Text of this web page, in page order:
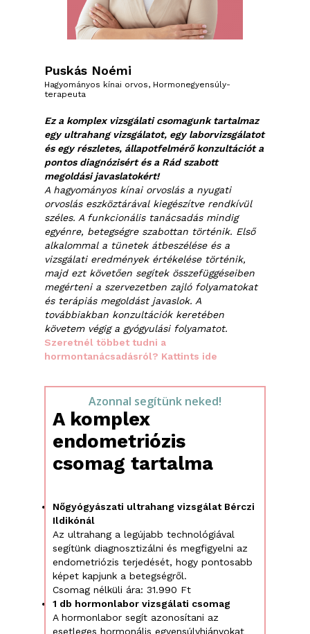
Puskás Noémi
Hagyományos kínai orvos, Hormonegyensúly-
terapeuta
Ez a komplex vizsgálati csomagunk tartalmaz
egy ultrahang vizsgálatot, egy laborvizsgálatot
és egy részletes, állapotfelmérő konzultációt a
pontos diagnózisért és a Rád szabott
megoldási javaslatokért!
A hagyományos kínai orvoslás a nyugati
orvoslás eszköztárával kiegészítve rendkívül
széles. A funkcionális tanácsadás mindig
egyénre, betegségre szabottan történik. Első
alkalommal a tünetek átbeszélése és a
vizsgálati eredmények értékelése történik,
majd ezt követően segítek összefüggéseiben
megérteni a szervezetben zajló folyamatokat
és terápiás megoldást javaslok. A
továbbiakban konzultációk keretében
követem végig a gyógyulási folyamatot.
Szeretnél többet tudni a
hormontanácsadásról? Kattints ide
Azonnal segítünk neked!
A komplex
endometriózis
csomag tartalma
Nőgyógyászati ultrahang vizsgálat Bérczi
Ildikónál
Az ultrahang a legújabb technológiával
segítünk diagnosztizálni és megfigyelni az
endometriózis terjedését, hogy pontosabb
képet kapjunk a betegségről.
Csomag nélküli ára: 31.990 Ft
1 db hormonlabor vizsgálati csomag
A hormonlabor segít azonosítani az
esetleges hormonális egyensúlyhiányokat